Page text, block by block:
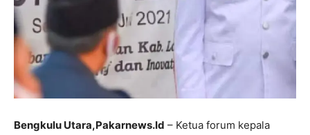
Bengkulu Utara,Pakarnews.Id – Ketua forum kepala